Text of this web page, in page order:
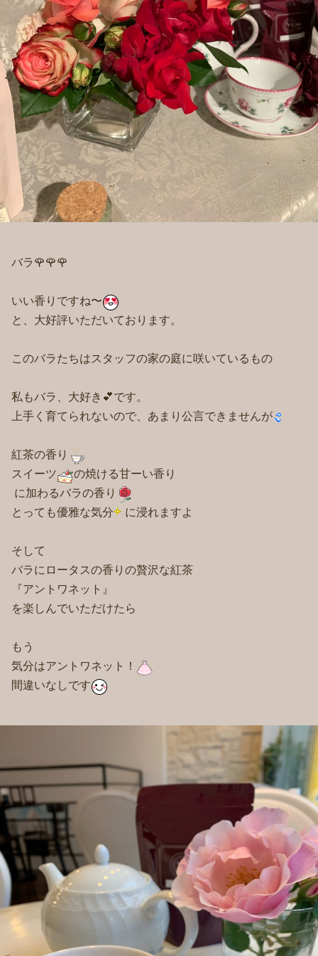
バラ🌹🌹🌹
いい香りですね〜
と、大好評いただいております。
このバラたちはスタッフの家の庭に咲いているもの
私もバラ、大好き💕です。
上手く育てられないので、あまり公言できませんが
紅茶の香り
スイーツ
の焼ける甘ーい香り
に加わるバラの香り
とっても優雅な気分
に浸れますよ
そして
バラにロータスの香りの贅沢な紅茶
『アントワネット』
を楽しんでいただけたら
もう
気分はアントワネット！
間違いなしです